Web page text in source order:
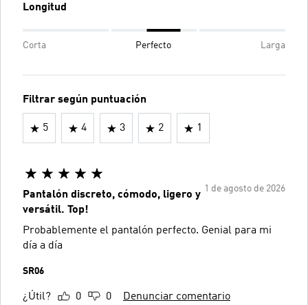
Longitud
Corta Perfecto Larga
Filtrar según puntuación
5 4 3 2 1
1 de agosto de 2026
Pantalón discreto, cómodo, ligero y
versátil. Top!
Probablemente el pantalón perfecto. Genial para mi
día a día
SR06
¿Útil? 0 0 Denunciar comentario